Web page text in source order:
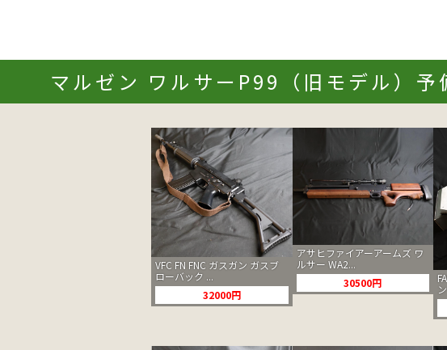
マルゼン ワルサーP99（旧モデル）
VFC FN FNC ガスガン ガスブ
ローバック ...
32000円
アサヒファイアーアームズ ワ
ルサー WA2...
30500円